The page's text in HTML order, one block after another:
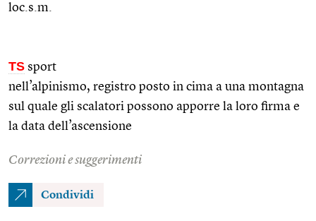
loc.s.m.
TS sport
nell’alpinismo, registro posto in cima a una montagna
sul quale gli scalatori possono apporre la loro firma e
la data dell’ascensione
Correzioni e suggerimenti
Condividi